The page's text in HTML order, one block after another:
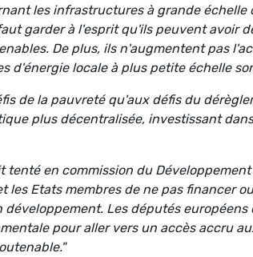
les infrastructures à grande échelle
garder à l'esprit qu'ils peuvent avoir
De plus, ils n'augmentent pas
d'énergie locale à plus petite échelle
de la pauvreté qu'aux défis du
plus décentralisée, investissant
tenté en commission du
les Etats membres de ne pas financer
développement. Les députés
pour aller vers un accès accru